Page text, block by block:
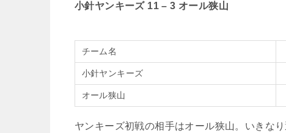
小針ヤンキーズ 11 – 3 オール狭山
チーム名
小針ヤンキーズ
オール狭山
ヤンキーズ初戦の相手はオール狭山。いきな